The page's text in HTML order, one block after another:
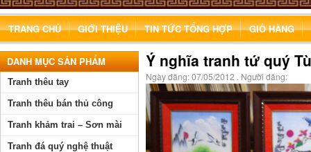
TRANG CHỦ GIỚI THIỆU TIN TỨC TỔNG HỢP GIỎ HÀNG
Ý nghĩa tranh tứ quý
Ngày đăng:07/05/2012 . Người đăng:
DANH MỤC SẢN PHẨM
Tranh thêu tay
Tranh thêu bán thủ công
Tranh khảm trai – Sơn mài
Tranh đá quý nghệ thuật